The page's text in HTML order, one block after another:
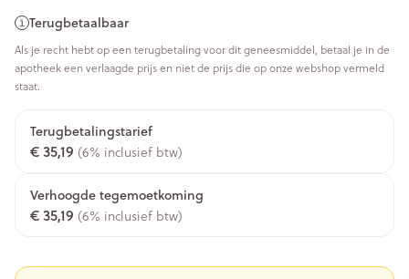
Terugbetaalbaar
Als je recht hebt op een terugbetaling voor dit geneesmiddel, betaal je in de
apotheek een verlaagde prijs en niet de prijs die op onze webshop vermeld
staat.
Terugbetalingstarief
€ 35,19 (6% inclusief btw)
Verhoogde tegemoetkoming
€ 35,19 (6% inclusief btw)